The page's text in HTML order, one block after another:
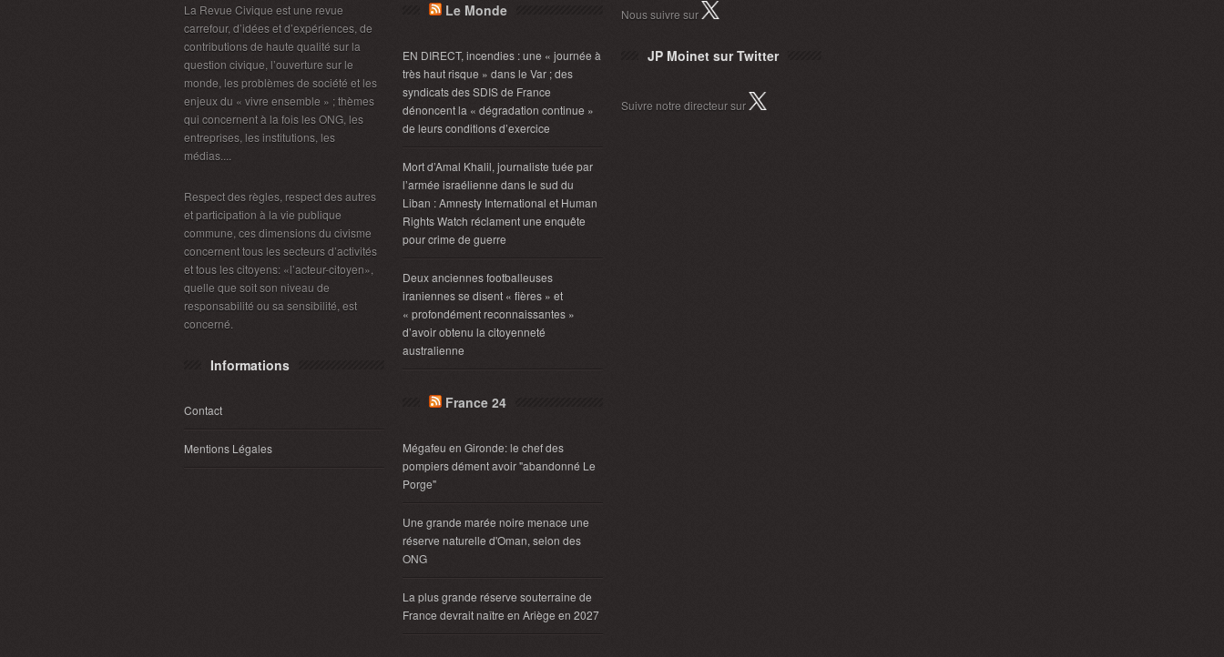
La Revue Civique est une revue
carrefour, d’idées et d’expériences, de
contributions de haute qualité sur la
question civique, l’ouverture sur le
monde, les problèmes de société et les
enjeux du « vivre ensemble » ; thèmes
qui concernent à la fois les ONG, les
entreprises, les institutions, les
médias....
Respect des règles, respect des autres
et participation à la vie publique
commune, ces dimensions du civisme
concernent tous les secteurs d’activités
et tous les citoyens: «l’acteur-citoyen»,
quelle que soit son niveau de
responsabilité ou sa sensibilité, est
concerné.
Informations
Contact
Mentions Légales
Le Monde
EN DIRECT, incendies : une « journée à
très haut risque » dans le Var ; des
syndicats des SDIS de France
dénoncent la « dégradation continue »
de leurs conditions d’exercice
Mort d’Amal Khalil, journaliste tuée par
l’armée israélienne dans le sud du
Liban : Amnesty International et Human
Rights Watch réclament une enquête
pour crime de guerre
Deux anciennes footballeuses
iraniennes se disent « fières » et
« profondément reconnaissantes »
d’avoir obtenu la citoyenneté
australienne
France 24
Mégafeu en Gironde: le chef des
pompiers dément avoir "abandonné Le
Porge"
Une grande marée noire menace une
réserve naturelle d'Oman, selon des
ONG
La plus grande réserve souterraine de
France devrait naître en Ariège en 2027
Nous suivre sur
JP Moinet sur Twitter
Suivre notre directeur sur